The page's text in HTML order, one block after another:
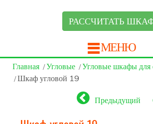
РАССЧИТАТЬ
МЕНЮ
Главная Угловые
Угловые шкафы
Шкаф угловой 19
Предыдущий